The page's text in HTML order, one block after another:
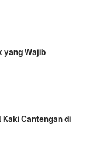
yang Wajib
Kaki Cantengan di